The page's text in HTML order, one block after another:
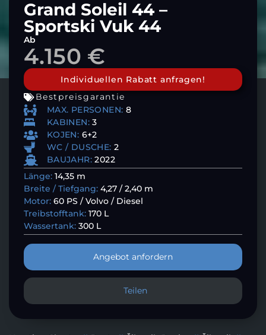
Grand Soleil 44 –
Sportski Vuk 44
Ab
4.150 €
Individuellen Rabatt anfragen!
Bestpreisgarantie
MAX. PERSONEN: 8
KABINEN:3
KOJEN: 6+2
WC / DUSCHE: 2
BAUJAHR:2022
Länge: 14,35 m
Breite / Tiefgang: 4,27 / 2,40 m
Motor: 60 PS / Volvo / Diesel
Treibstofftank: 170 L
Wassertank: 300 L
Angebot anfordern
Teilen